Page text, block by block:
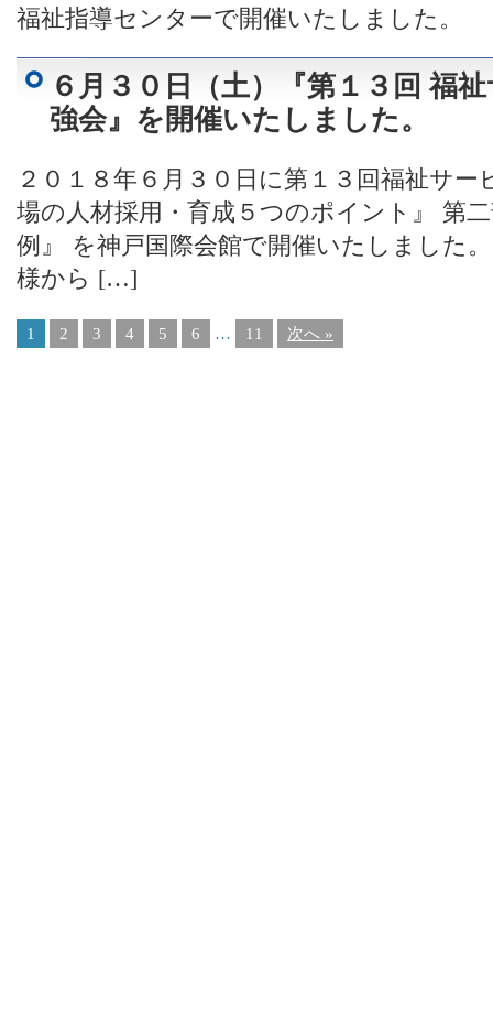
福祉指導センターで開催いたしました
６月３０日（土）『第１３回 福
強会』を開催いたしました。
２０１８年６月３０日に第１３回福祉サ
場の人材採用・育成５つのポイント』 第
例』 を神戸国際会館で開催いたしました
様から […]
1 2 3 4 5 6 … 11 次へ »